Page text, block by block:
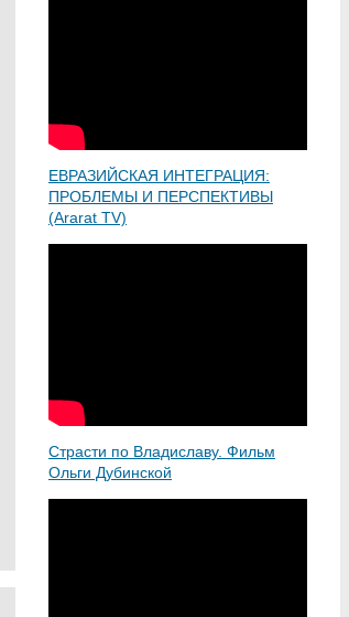
ЕВРАЗИЙСКАЯ ИНТЕГРАЦИЯ:
ПРОБЛЕМЫ И ПЕРСПЕКТИВЫ
(Ararat TV)
Страсти по Владиславу. Фильм
Ольги Дубинской